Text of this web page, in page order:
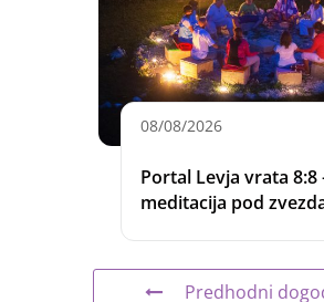
08/08/2026
Portal Levja vrata 8:8
meditacija pod
Predhodni